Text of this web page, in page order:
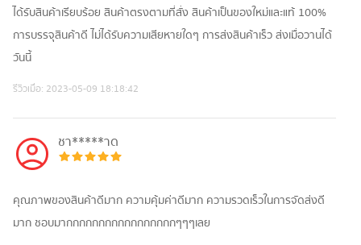
ได้รับสินค้าเรียบร้อย สินค้าตรงตามที่สั่ง สินค้าเป็นของใหม่และแท้ 100%
การบรรจุสินค้าดี ไม่ได้รับความเสียหายใดๆ การส่งสินค้าเร็ว ส่งเมื่อวานได้
วันนี้
รีวิวเมื่อ: 2023-05-09 18:18:42
ชา*****าด
คุณภาพของสินค้าดีมาก ความคุ้มค่าดีมาก ความรวดเร็วในการจัดส่งดี
มาก ชอบมากกกกกกกกกกกกกกกกกๆๆๆเลย